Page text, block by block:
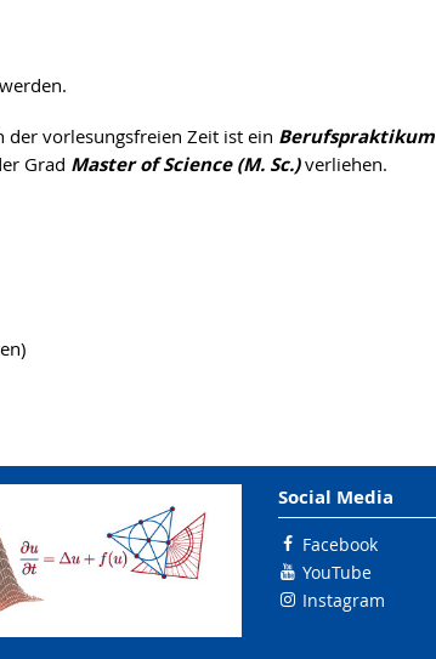
vorlesungsfreien Zeit ist ein Berufspraktikum
Grad Master of Science (M. Sc.)verliehen.
Social Media
Facebook
YouTube
Instagram